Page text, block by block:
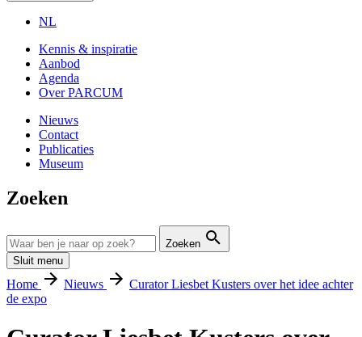
NL
Kennis & inspiratie
Aanbod
Agenda
Over PARCUM
Nieuws
Contact
Publicaties
Museum
Zoeken
Zoeken
Sluit menu
Home Nieuws
Curator Liesbet Kusters over het idee achter
de expo